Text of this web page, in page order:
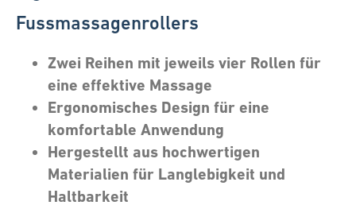
Fussmassagenrollers
Zwei Reihen mit jeweils vier Rollen für
eine effektive Massage
Ergonomisches Design für eine
komfortable Anwendung
Hergestellt aus hochwertigen
Materialien für Langlebigkeit und
Haltbarkeit